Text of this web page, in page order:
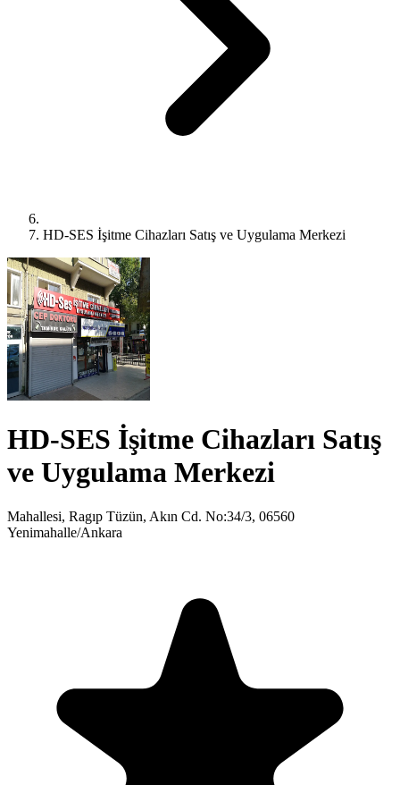
HD-SES İşitme Cihazları Satış ve Uygulama Merkezi
HD-SES İşitme Cihazları Satış
ve Uygulama Merkezi
Mahallesi, Ragıp Tüzün, Akın Cd. No:34/3, 06560
Yenimahalle/Ankara